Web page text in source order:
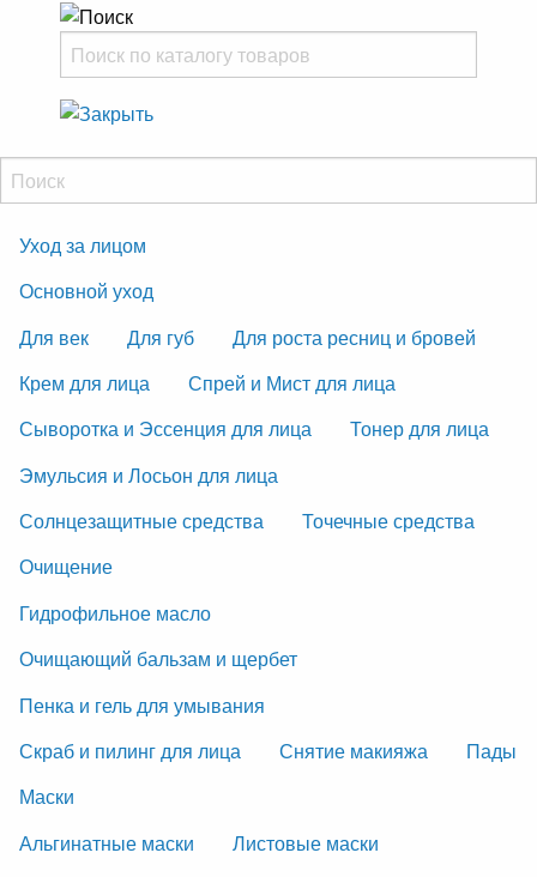
Уход за лицом
Основной уход
Для век
Для губ
Для роста ресниц и бровей
Крем для лица
Спрей и Мист для лица
Сыворотка и Эссенция для лица
Тонер для лица
Эмульсия и Лосьон для лица
Солнцезащитные средства
Точечные средства
Очищение
Гидрофильное масло
Очищающий бальзам и щербет
Пенка и гель для умывания
Скраб и пилинг для лица
Снятие макияжа
Пады
Маски
Альгинатные маски
Листовые маски